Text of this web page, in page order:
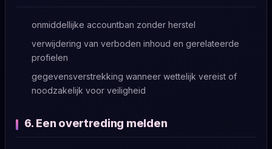
onmiddellijke accountban zonder herstel
verwijdering van verboden inhoud en gerelateerde
profielen
gegevensverstrekking wanneer wettelijk vereist of
noodzakelijk voor veiligheid
6. Een overtreding melden